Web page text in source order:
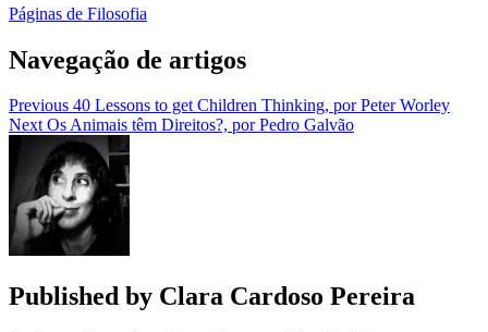
Páginas de Filosofia
Navegação de artigos
Previous 40 Lessons to get Children Thinking, por Peter Worley
Next Os Animais têm Direitos?, por Pedro Galvão
Published by Clara Cardoso Pereira